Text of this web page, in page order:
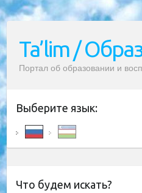
Ta’lim /
Портал об образовании и
Выберите язык:
Что будем искать?